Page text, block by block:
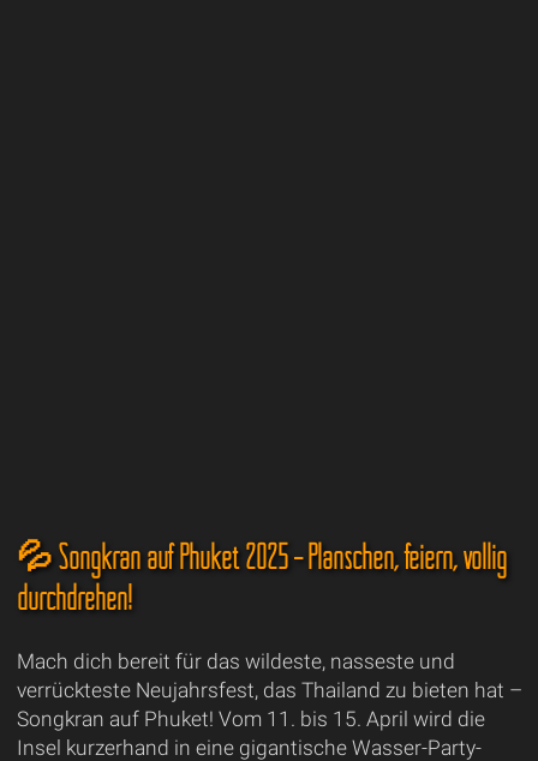
💦 Songkran auf Phuket 2025 – Planschen, feiern, völlig
durchdrehen!
Mach dich bereit für das wildeste, nasseste und
verrückteste Neujahrsfest, das Thailand zu bieten hat –
Songkran auf Phuket! Vom 11. bis 15. April wird die
Insel kurzerhand in eine gigantische Wasser-Party-